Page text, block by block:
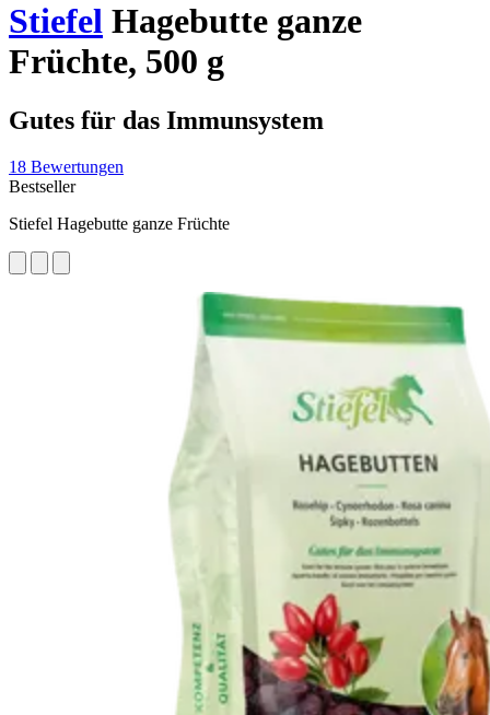
Stiefel Hagebutte ganze
Früchte, 500 g
Gutes für das Immunsystem
18 Bewertungen
Bestseller
Stiefel Hagebutte ganze Früchte